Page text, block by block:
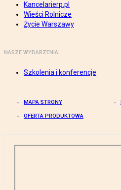
Kancelarierp.pl
Wieści Rolnicze
Życie Warszawy
NASZE WYDARZENIA
Szkolenia i konferencje
MAPA STRONY
OFERTA PRODUKTOWA